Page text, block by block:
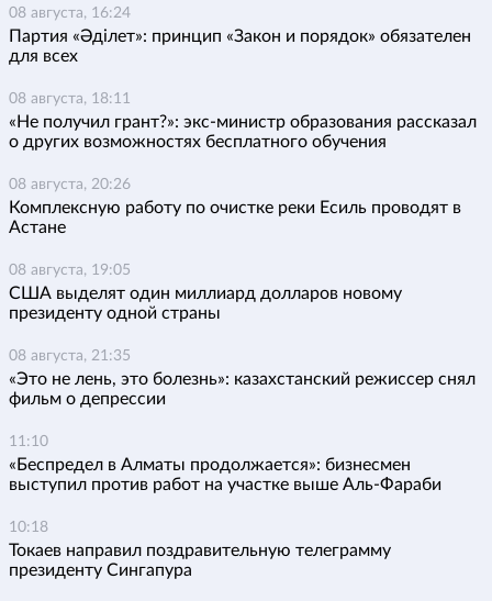
08 августа, 16:24
Партия «Әділет»: принцип «Закон и порядок» обязателен
для всех
08 августа, 18:11
«Не получил грант?»: экс-министр образования рассказал
о других возможностях бесплатного обучения
08 августа, 20:26
Комплексную работу по очистке реки Есиль проводят в
Астане
08 августа, 19:05
США выделят один миллиард долларов новому
президенту одной страны
08 августа, 21:35
«Это не лень, это болезнь»: казахстанский режиссер снял
фильм о депрессии
11:10
«Беспредел в Алматы продолжается»: бизнесмен
выступил против работ на участке выше Аль-Фараби
10:18
Токаев направил поздравительную телеграмму
президенту Сингапура